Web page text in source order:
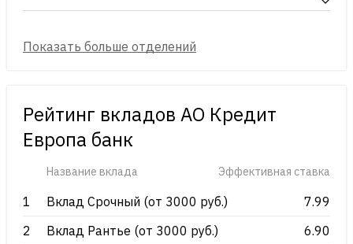
Рейтинг вкладов АО Кредит
Европа банк
Название вклада Эффективная ставка
1 Вклад Срочный (от 3000 руб.)
7.99
2
Вклад Рантье (от 3000 руб.)
6.90